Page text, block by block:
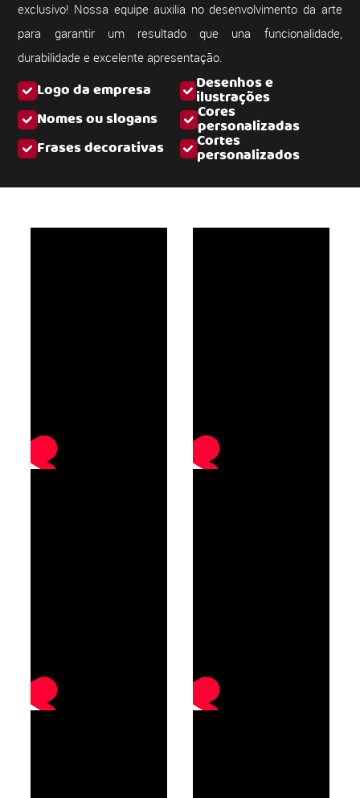
Logo da empresa Desenhos e
ilustrações
Nomes ou slogans
Cores
personalizadas
Frases decorativas
Cortes
personalizados
exclusivo! Nossa equipe auxilia no desenvolvimento da arte
para garantir um resultado que una funcionalidade,
durabilidade e excelente apresentação.